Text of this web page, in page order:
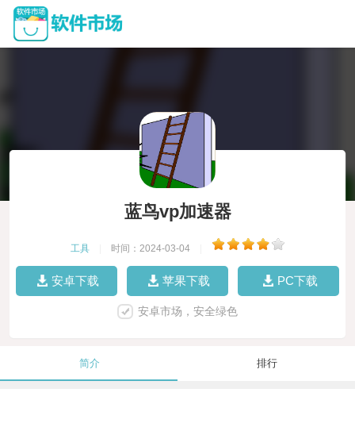
蓝鸟vp加速器
工具 时间：2024-03-04
安卓下载 苹果下载 PC下载
安卓市场，安全绿色
简介 排行